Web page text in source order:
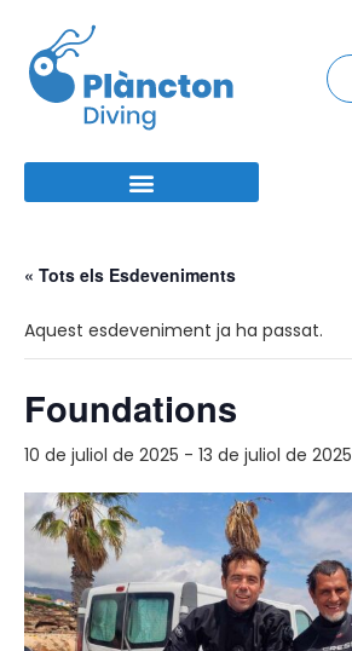
« Tots els Esdeveniments
Aquest esdeveniment ja ha passat.
Foundations
10 de juliol de 2025 - 13 de juliol de 2025